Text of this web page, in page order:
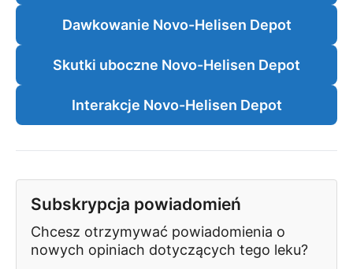
Dawkowanie Novo-Helisen Depot
Skutki uboczne Novo-Helisen Depot
Interakcje Novo-Helisen Depot
Subskrypcja powiadomień
Chcesz otrzymywać powiadomienia o
nowych opiniach dotyczących tego leku?